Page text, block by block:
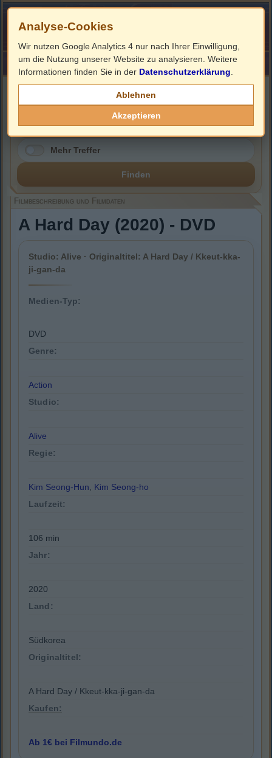
HOME ImpressumLinks
Filmbeschreibung, Cover & DVD Infos
Mehr Treffer
Finden
Filmbeschreibung und Filmdaten
A Hard Day (2020) - DVD
Studio: Alive · Originaltitel: A Hard Day / Kkeut-kka-
ji-gan-da
Medien-Typ:
DVD
Genre:
Action
Studio:
Alive
Regie:
Kim Seong-Hun, Kim Seong-ho
Laufzeit:
106 min
Jahr:
2020
Land:
Südkorea
Originaltitel:
A Hard Day / Kkeut-kka-ji-gan-da
Kaufen:
Ab 1€ bei Filmundo.de
Analyse-Cookies
Wir nutzen Google Analytics 4 nur nach Ihrer Einwilligung,
um die Nutzung unserer Website zu analysieren. Weitere
Informationen finden Sie in der Datenschutzerklärung
Ablehnen
Akzeptieren